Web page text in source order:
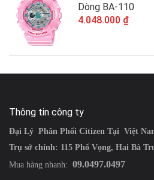
Dòng BA-110
4.048.000 ₫
Thông tin công ty
Đại Lý Phân Phối Citizen Tại Việt
Trụ sở chính: 115 Phố Vọng, Hai Bà
Mua hàng nhanh: 09.0497.0497